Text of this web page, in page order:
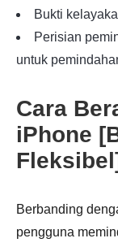
Bukti
Perisian
untuk
Cara
iPhone
Berbanding
pengguna